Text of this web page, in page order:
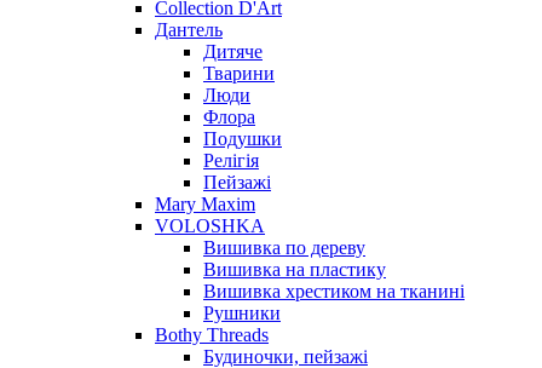
Collection D'Art
Дантель
Дитяче
Тварини
Люди
Флора
Подушки
Релігія
Пейзажі
Mary Maxim
VOLOSHKA
Вишивка по дереву
Вишивка на пластику
Вишивка хрестиком на тканині
Рушники
Bothy Threads
Будиночки, пейзажі